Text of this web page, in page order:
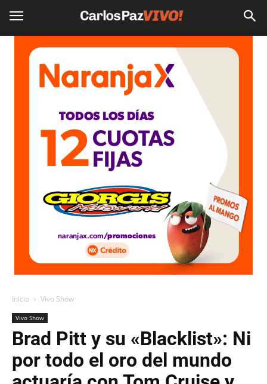
Inicio Vivo Show
Vivo Show
Brad Pitt y su «Blacklist»: Ni
por todo el oro del mundo